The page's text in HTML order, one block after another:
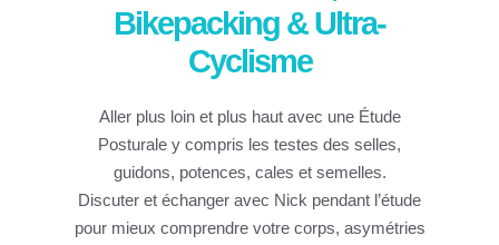
Bikepacking & Ultra-
Cyclisme
Aller plus loin et plus haut avec une Étude
Posturale y compris les testes des selles,
guidons, potences, cales et semelles.
Discuter et échanger avec Nick pendant l’étude
pour mieux comprendre votre corps, asymétries